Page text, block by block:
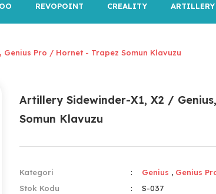
REVOPOINT CREALITY ARTILLERY
Pro / Hornet - Trapez Somun Klavuzu
Artillery Sidewinder-X1, X2 /
Somun Klavuzu
Kategori Genius , Genius
Stok Kodu
S-037